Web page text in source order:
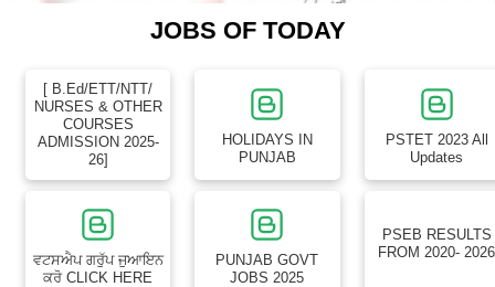
JOBS OF TODAY
[ B.Ed/ETT/NTT/
NURSES & OTHER
COURSES
ADMISSION 2025-
26]
HOLIDAYS IN
PUNJAB
PSTET 2023 All
Updates
ਵਟਸਐਪ ਗਰੁੱਪ ਜੁਆਇਨ
ਕਰੋ CLICK HERE
PUNJAB GOVT
JOBS 2025
PSEB RESULTS
FROM 2020- 2026